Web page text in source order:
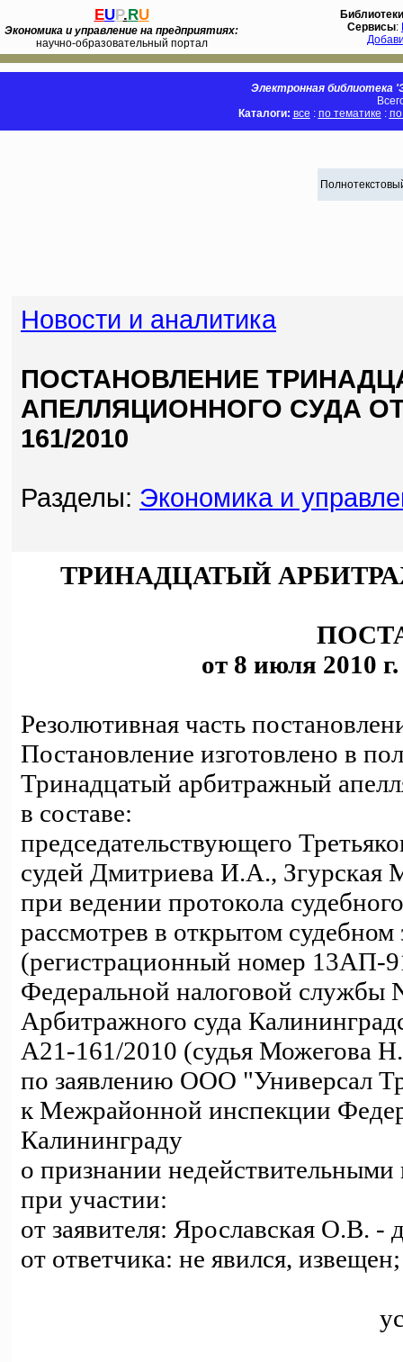
EUP.RU
Экономика и управление на предприятиях:
научно-образовательный портал
Библиотеки
Сервисы:
Электронная библиотека
Каталоги: все : по тематике :
Новости и аналитика
ПОСТАНОВЛЕНИЕ
АПЕЛЛЯЦИОННОГО СУДА ОТ
161/2010
Разделы: Экономика и
ТРИНАДЦАТЫЙ
от 8 июля 2010
Резолютивная часть
Постановление изготовлено в
Тринадцатый арбитражный
в составе:
председательствующего
судей Дмитриева И.А., Згурская
при ведении протокола
рассмотрев в открытом
(регистрационный номер 13АП-
Федеральной налоговой службы
Арбитражного суда
А21-161/2010 (судья Можегова
по заявлению ООО "Универсал
к Межрайонной инспекции
Калининграду
о признании
при участии:
от заявителя: Ярославская О.В. -
от ответчика: не явился, извещен;